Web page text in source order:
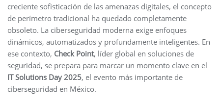
creciente sofisticación de las amenazas digitales, el concepto
de perímetro tradicional ha quedado completamente
obsoleto. La ciberseguridad moderna exige enfoques
dinámicos, automatizados y profundamente inteligentes. En
ese contexto, Check Point, líder global en soluciones de
seguridad, se prepara para marcar un momento clave en el
IT Solutions Day 2025, el evento más importante de
ciberseguridad en México.